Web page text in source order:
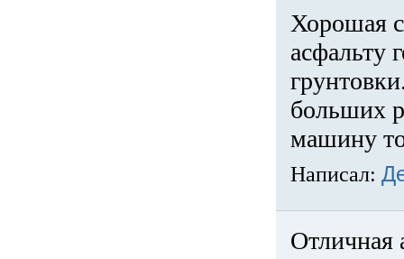
Хорошая
асфальту
больших
машину
Написал:
Отличная